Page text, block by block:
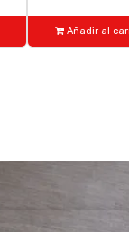
Añadir al